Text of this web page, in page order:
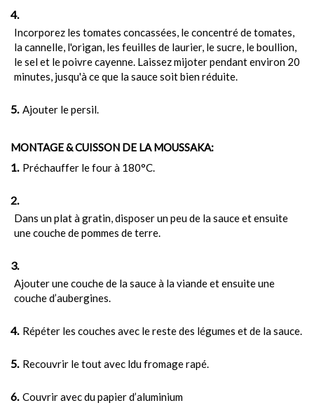
Incorporez les tomates concassées, le concentré de tomates,
la cannelle, l'origan, les feuilles de laurier, le sucre, le boullion,
le sel et le poivre cayenne. Laissez mijoter pendant environ 20
minutes, jusqu'à ce que la sauce soit bien réduite.
Ajouter le persil.
MONTAGE & CUISSON DE LA MOUSSAKA:
Préchauffer le four à 180°C.
Dans un plat à gratin, disposer un peu de la sauce et ensuite
une couche de pommes de terre.
Ajouter une couche de la sauce à la viande et ensuite une
couche d’aubergines.
Répéter les couches avec le reste des légumes et de la sauce.
Recouvrir le tout avec ldu fromage rapé.
Couvrir avec du papier d’aluminium